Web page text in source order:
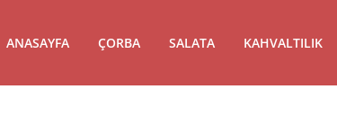
ANASAYFA ÇORBA SALATA KAHVALTILIK